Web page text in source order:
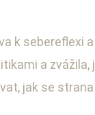
k
a
jak se